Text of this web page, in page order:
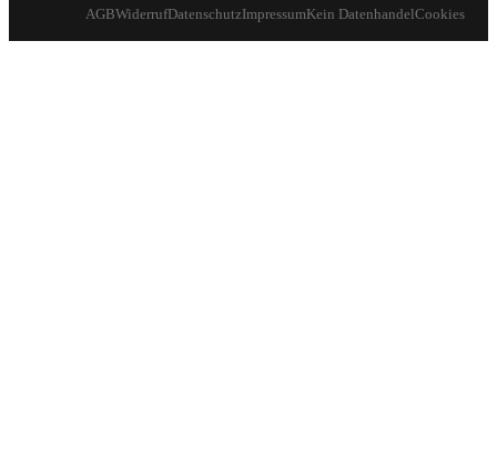
AGBWiderrufDatenschutzImpressumKein DatenhandelCookies